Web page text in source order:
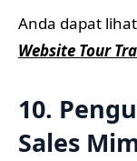
Anda dapat
Website Tour
10.
Sales